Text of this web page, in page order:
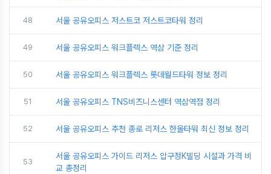
48 서울 공유오피스 저스트코 저스트코타워 정리
49 서울 공유오피스 워크플렉스 역삼 기준 정리
50 서울 공유오피스 워크플렉스 롯데월드타워 정보 정리
51 서울 공유오피스 TNS비즈니스센터 역삼역점 정리
52 서울 공유오피스 추천 종로 리저스 한올타워 최신 정보 정리
53
서울 공유오피스 가이드 리저스 압구정K빌딩 시설과 가격 비
교 총정리